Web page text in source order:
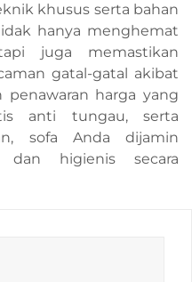
khusus serta bahan
hanya menghemat
juga memastikan
gatal-gatal akibat
harga yang
anti tungau, serta
sofa Anda dijamin
dan higienis secara